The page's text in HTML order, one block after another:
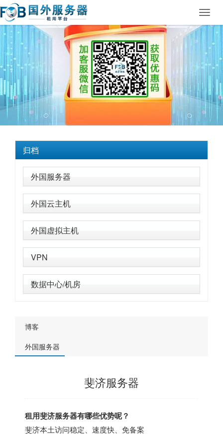
归档
外国服务器
外国云主机
外国虚拟主机
VPN
数据中心/机房
博客
外国服务器
斐济服务器
租用斐济服务器有哪些优势呢？
斐济本土访问稳定、速度快、免备案